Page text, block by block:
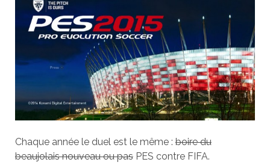
Chaque année le duel est le même :boire du
beaujolais nouveau ou pasPES contre FIFA.